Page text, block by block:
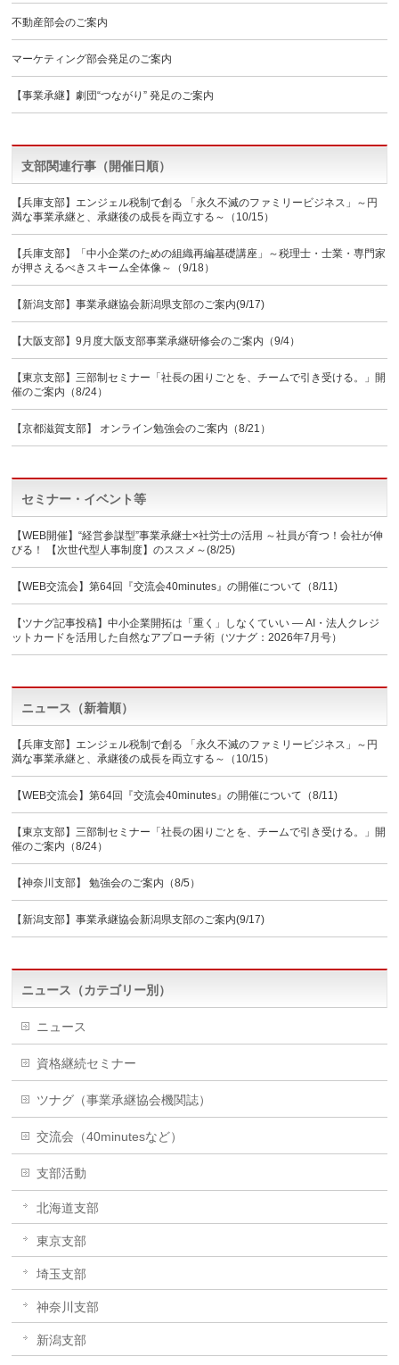
不動産部会のご案内
マーケティング部会発足のご案内
【事業承継】劇団“つながり” 発足のご案内
支部関連行事（開催日順）
【兵庫支部】エンジェル税制で創る 「永久不滅のファミリービジネス」～円
満な事業承継と、承継後の成長を両立する～（10/15）
【兵庫支部】「中小企業のための組織再編基礎講座」～税理士・士業・専門家
が押さえるべきスキーム全体像～（9/18）
【新潟支部】事業承継協会新潟県支部のご案内(9/17)
【大阪支部】9月度大阪支部事業承継研修会のご案内（9/4）
【東京支部】三部制セミナー「社長の困りごとを、チームで引き受ける。」開
催のご案内（8/24）
【京都滋賀支部】 オンライン勉強会のご案内（8/21）
セミナー・イベント等
【WEB開催】“経営参謀型”事業承継士×社労士の活用 ～社員が育つ！会社が伸
びる！ 【次世代型人事制度】のススメ～(8/25)
【WEB交流会】第64回『交流会40minutes』の開催について（8/11)
【ツナグ記事投稿】中小企業開拓は「重く」しなくていい ― AI・法人クレジ
ットカードを活用した自然なアプローチ術（ツナグ：2026年7月号）
ニュース（新着順）
【兵庫支部】エンジェル税制で創る 「永久不滅のファミリービジネス」～円
満な事業承継と、承継後の成長を両立する～（10/15）
【WEB交流会】第64回『交流会40minutes』の開催について（8/11)
【東京支部】三部制セミナー「社長の困りごとを、チームで引き受ける。」開
催のご案内（8/24）
【神奈川支部】 勉強会のご案内（8/5）
【新潟支部】事業承継協会新潟県支部のご案内(9/17)
ニュース（カテゴリー別）
ニュース
資格継続セミナー
ツナグ（事業承継協会機関誌）
交流会（40minutesなど）
支部活動
北海道支部
東京支部
埼玉支部
神奈川支部
新潟支部